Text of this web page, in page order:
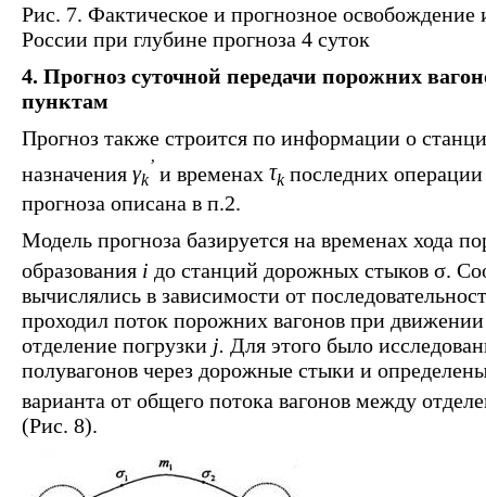
Рис. 7. Фактическое и прогнозное освобождение
России при глубине прогноза 4 суток
4. Прогноз суточной передачи порожних
пунктам
Прогноз также строится по информации о
назначения γk
’ и временах τk последних
прогноза описана в п.2.
Модель прогноза базируется на временах хода
образования i до станций дорожных стыков σ.
вычислялись в зависимости от
проходил поток порожних вагонов при
отделение погрузки j. Для этого было
полувагонов через дорожные стыки и
варианта от общего потока вагонов между
(Рис. 8).